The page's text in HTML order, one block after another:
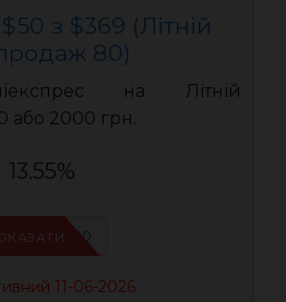
з $369 (Літній
80)
на Літній
або 2000 грн.
13.55%
LR50
11-06-2026